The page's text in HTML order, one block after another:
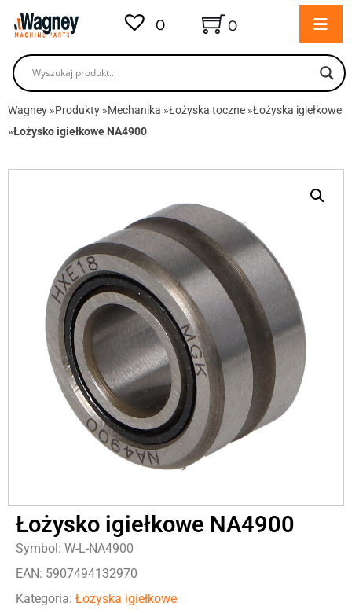
0 0
Wagney »Produkty »Mechanika »Łożyska toczne »Łożyska igiełkowe
»Łożysko igiełkowe NA4900
Łożysko igiełkowe NA4900
Symbol: W-L-NA4900
EAN: 5907494132970
Kategoria: Łożyska igiełkowe